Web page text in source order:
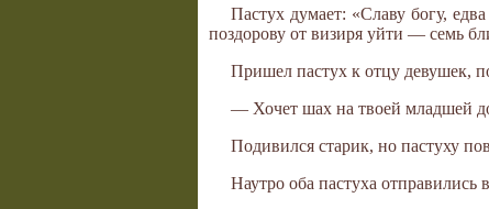
Пастух думает: «Славу богу,
поздорову от визиря уйти — семь
Пришел пастух к отцу девушек,
— Хочет шах на твоей младшей
Подивился старик, но пастуху
Наутро оба пастуха